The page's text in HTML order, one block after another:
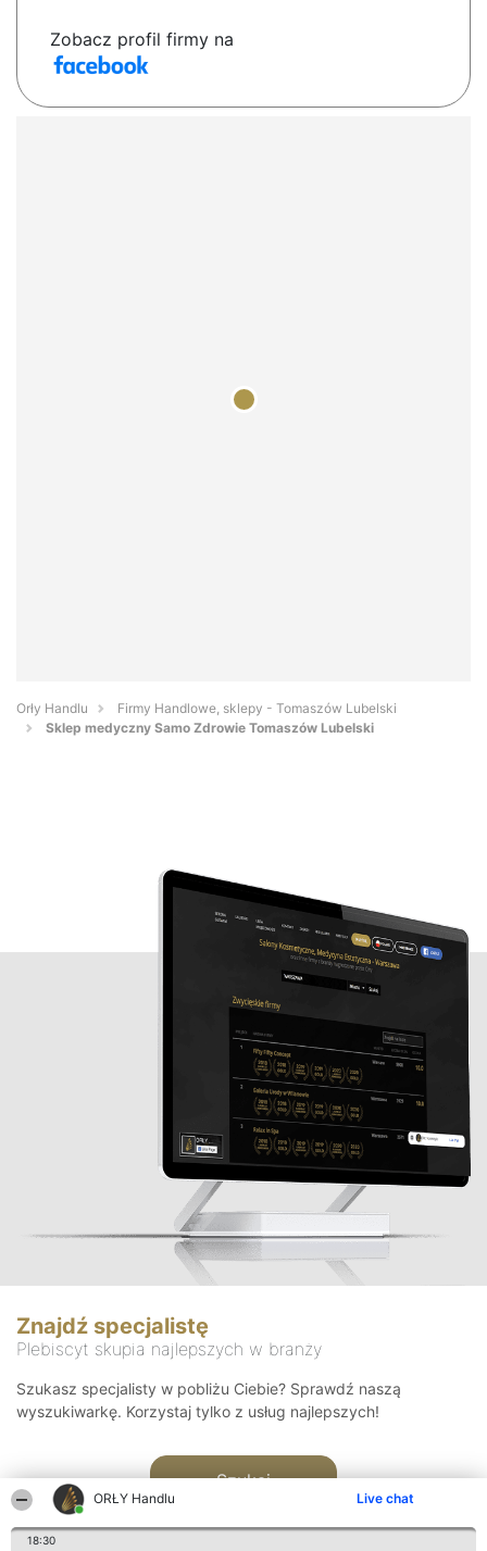
ORŁY Handlu Live chat
18:30
Zobacz profil firmy na
Orły Handlu
Firmy Handlowe, sklepy - Tomaszów Lubelski
Sklep medyczny Samo Zdrowie Tomaszów Lubelski
Znajdź specjalistę
Plebiscyt skupia najlepszych w branży
Szukasz specjalisty w pobliżu Ciebie? Sprawdź naszą
wyszukiwarkę. Korzystaj tylko z usług najlepszych!
Szukaj